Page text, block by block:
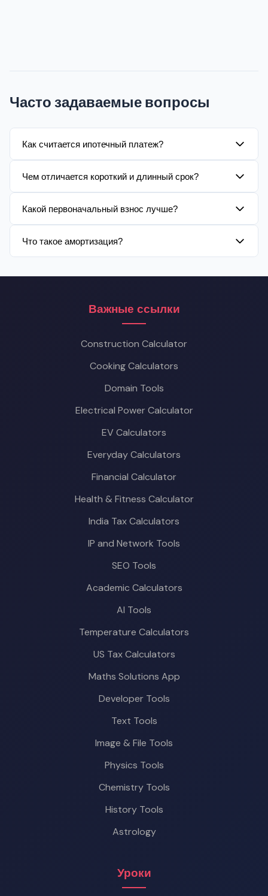
Часто задаваемые вопросы
Как считается ипотечный платеж?
проценты начисляются на остаток долга.
Чем отличается короткий и длинный срок?
существенно меньше переплаты.
Какой первоначальный взнос лучше?
Часто рекомендуют 15-20%.
Что такое амортизация?
меняется доля процентов в каждом платеже.
Важные ссылки
Construction Calculator
Cooking Calculators
Domain Tools
Electrical Power Calculator
EV Calculators
Everyday Calculators
Financial Calculator
Health & Fitness Calculator
India Tax Calculators
IP and Network Tools
SEO Tools
Academic Calculators
AI Tools
Temperature Calculators
US Tax Calculators
Maths Solutions App
Developer Tools
Text Tools
Image & File Tools
Physics Tools
Chemistry Tools
History Tools
Astrology
Уроки